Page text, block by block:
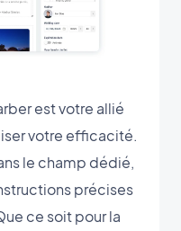
est votre allié
votre efficacité.
le champ dédié,
précises
ce soit pour la